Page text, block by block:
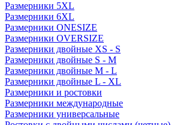
Размерники 5XL
Размерники 6XL
Размерники ONESIZE
Размерники OVERSIZE
Размерники двойные XS - S
Размерники двойные S - M
Размерники двойные M - L
Размерники двойные L - XL
Размерники и ростовки
Размерники международные
Размерники универсальные